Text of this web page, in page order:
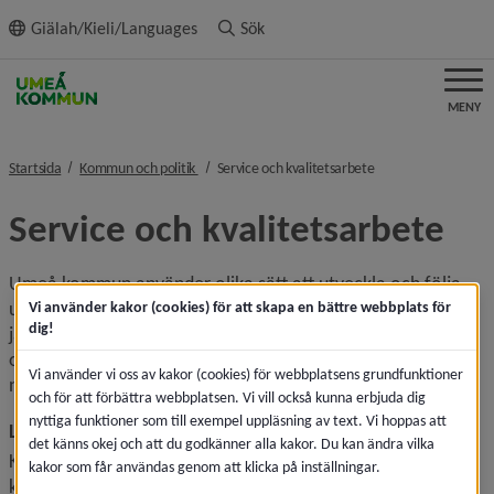
innehållet
Giälah/Kieli/Languages Sök
MENY
Startsida Kommun och politik nivå i brödsmulenavigeringen
Service och kvalitetsarbetenivå i
Service och kvalitetsarbete
Umeå kommun använder olika sätt att utveckla och följa
upp kvaliteten i verksamheterna. Kvalitetsdeklarationer,
jämförelser med goda föredömen, regelbundna enkäter
och systematisk hantering av synpunkter och förslag är
några exempel.
Lämna synpunkter och förslag
Klagomål och synpunkter är en del av Umeå kommuns
kvalitetsarbete och vi uppmuntrar både positiva och
Vi använder kakor (cookies) för att skapa en bättre webbplats för
dig!
Vi använder vi oss av kakor (cookies) för webbplatsens grundfunktioner
och för att förbättra webbplatsen. Vi vill också kunna erbjuda dig
nyttiga funktioner som till exempel uppläsning av text. Vi hoppas att
det känns okej och att du godkänner alla kakor. Du kan ändra vilka
kakor som får användas genom att klicka på inställningar.